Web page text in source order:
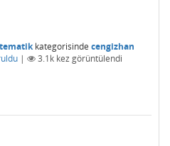
kategorisinde cengizhan
| 3.1k kez görüntülendi